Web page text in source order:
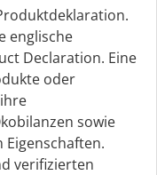
englische
Declaration. Eine
oder
sowie
verifizierten